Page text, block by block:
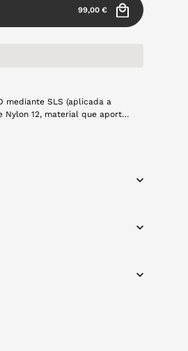
99,00 €
mediante SLS (aplicada a
que aporta
un láser se fusiona capa a